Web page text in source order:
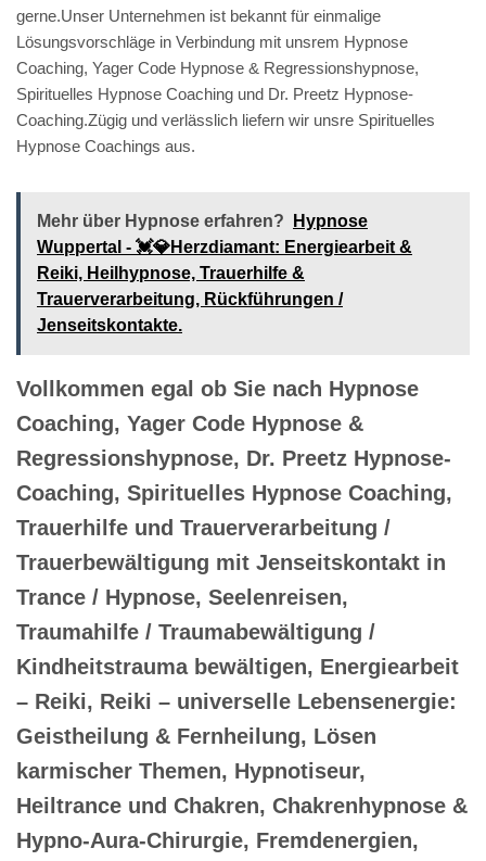
gerne.Unser Unternehmen ist bekannt für einmalige
Lösungsvorschläge in Verbindung mit unsrem Hypnose
Coaching, Yager Code Hypnose & Regressionshypnose,
Spirituelles Hypnose Coaching und Dr. Preetz Hypnose-
Coaching.Zügig und verlässlich liefern wir unsre Spirituelles
Hypnose Coachings aus.
Mehr über Hypnose erfahren?
Hypnose
Wuppertal - 💓️💎Herzdiamant: Energiearbeit &
Reiki, Heilhypnose, Trauerhilfe &
Trauerverarbeitung, Rückführungen /
Jenseitskontakte.
Vollkommen egal ob Sie nach Hypnose
Coaching, Yager Code Hypnose &
Regressionshypnose, Dr. Preetz Hypnose-
Coaching, Spirituelles Hypnose Coaching,
Trauerhilfe und Trauerverarbeitung /
Trauerbewältigung mit Jenseitskontakt in
Trance / Hypnose, Seelenreisen,
Traumahilfe / Traumabewältigung /
Kindheitstrauma bewältigen, Energiearbeit
– Reiki, Reiki – universelle Lebensenergie:
Geistheilung & Fernheilung, Lösen
karmischer Themen, Hypnotiseur,
Heiltrance und Chakren, Chakrenhypnose &
Hypno-Aura-Chirurgie, Fremdenergien,